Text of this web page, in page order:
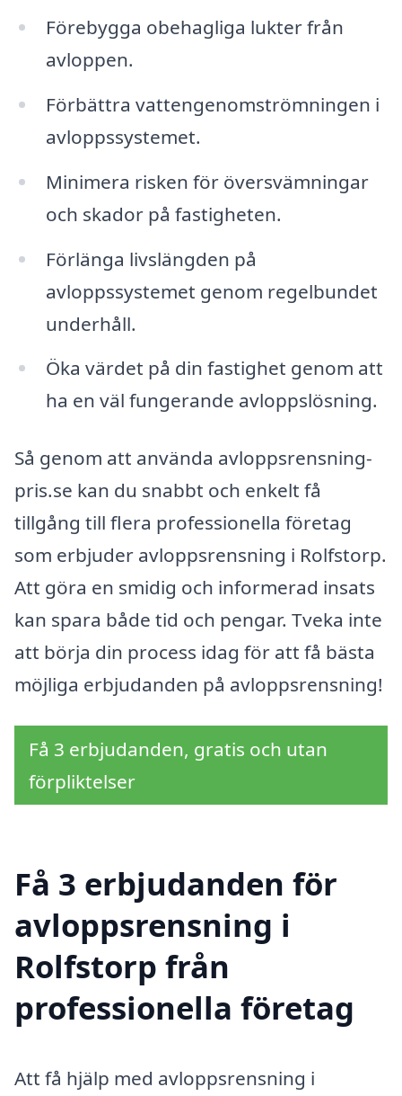
Förebygga obehagliga lukter från
avloppen.
Förbättra vattengenomströmningen i
avloppssystemet.
Minimera risken för översvämningar
och skador på fastigheten.
Förlänga livslängden på
avloppssystemet genom regelbundet
underhåll.
Öka värdet på din fastighet genom att
ha en väl fungerande avloppslösning.
Så genom att använda avloppsrensning-
pris.se kan du snabbt och enkelt få
tillgång till flera professionella företag
som erbjuder avloppsrensning i Rolfstorp.
Att göra en smidig och informerad insats
kan spara både tid och pengar. Tveka inte
att börja din process idag för att få bästa
möjliga erbjudanden på avloppsrensning!
Få 3 erbjudanden, gratis och utan
förpliktelser
Få 3 erbjudanden för
avloppsrensning i
Rolfstorp från
professionella företag
Att få hjälp med avloppsrensning i